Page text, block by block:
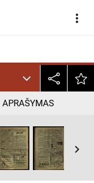
more_vert
APRAŠYMAS
keyboard_arrow_right